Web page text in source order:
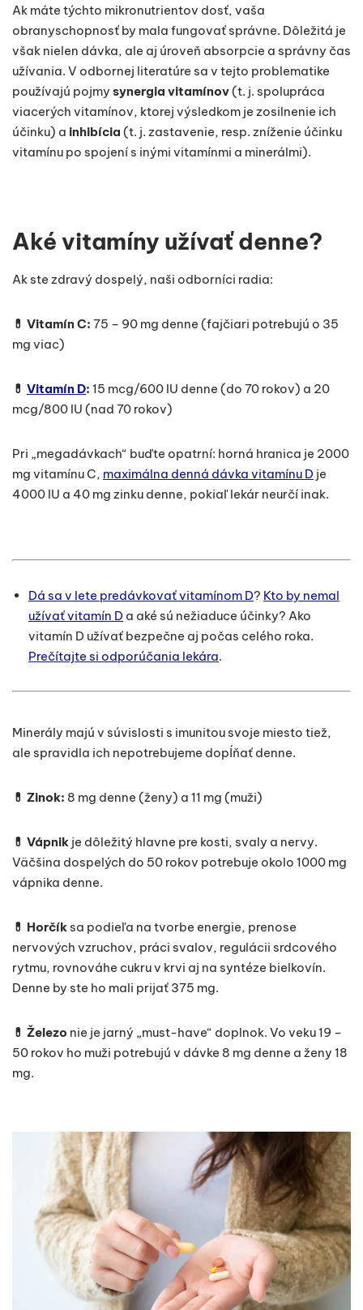
Ak máte týchto mikronutrientov dosť, vaša
obranyschopnosť by mala fungovať správne. Dôležitá je
však nielen dávka, ale aj úroveň absorpcie a správny čas
užívania. V odbornej literatúre sa v tejto problematike
používajú pojmy synergia vitamínov(t. j. spolupráca
viacerých vitamínov, ktorej výsledkom je zosilnenie ich
účinku) a inhibícia (t. j. zastavenie, resp. zníženie účinku
vitamínu po spojení s inými vitamínmi a minerálmi).
Aké vitamíny užívať denne?
Ak ste zdravý dospelý, naši odborníci radia:
💊 Vitamín C: 75 – 90 mg denne (fajčiari potrebujú o 35
mg viac)
💊 Vitamín D: 15 mcg/600 IU denne (do 70 rokov) a 20
mcg/800 IU (nad 70 rokov)
Pri „megadávkach“ buďte opatrní: horná hranica je 2000
mg vitamínu C, maximálna denná dávka vitamínu D je
4000 IU a 40 mg zinku denne, pokiaľ lekár neurčí inak.
Dá sa v lete predávkovať vitamínom D? Kto by nemal
užívať vitamín D a aké sú nežiaduce účinky? Ako
vitamín D užívať bezpečne aj počas celého roka.
Prečítajte si odporúčania lekára.
Minerály majú v súvislosti s imunitou svoje miesto tiež,
ale spravidla ich nepotrebujeme dopĺňať denne.
💊 Zinok: 8 mg denne (ženy) a 11 mg (muži)
💊 Vápnik je dôležitý hlavne pre kosti, svaly a nervy.
Väčšina dospelých do 50 rokov potrebuje okolo 1000 mg
vápnika denne.
💊 Horčík sa podieľa na tvorbe energie, prenose
nervových vzruchov, práci svalov, regulácii srdcového
rytmu, rovnováhe cukru v krvi aj na syntéze bielkovín.
Denne by ste ho mali prijať 375 mg.
💊 Železo nie je jarný „must-have“ doplnok. Vo veku 19 –
50 rokov ho muži potrebujú v dávke 8 mg denne a ženy 18
mg.